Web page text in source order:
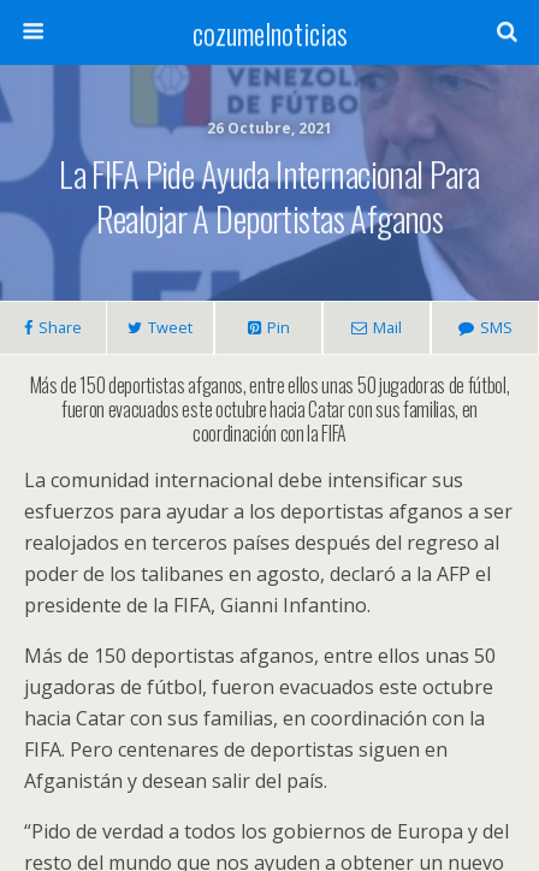
cozumelnoticias
26 Octubre, 2021
La FIFA Pide Ayuda Internacional Para
Realojar A Deportistas Afganos
Share Tweet Pin Mail SMS
Más de 150 deportistas afganos, entre ellos unas 50 jugadoras de fútbol,
fueron evacuados este octubre hacia Catar con sus familias, en
coordinación con la FIFA
La comunidad internacional debe intensificar sus
esfuerzos para ayudar a los deportistas afganos a ser
realojados en terceros países después del regreso al
poder de los talibanes en agosto, declaró a la AFP el
presidente de la FIFA, Gianni Infantino.
Más de 150 deportistas afganos, entre ellos unas 50
jugadoras de fútbol, fueron evacuados este octubre
hacia Catar con sus familias, en coordinación con la
FIFA. Pero centenares de deportistas siguen en
Afganistán y desean salir del país.
“Pido de verdad a todos los gobiernos de Europa y del
resto del mundo que nos ayuden a obtener un nuevo